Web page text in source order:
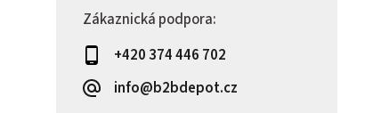
Zákaznická podpora:
+420 374 446 702
info@b2bdepot.cz